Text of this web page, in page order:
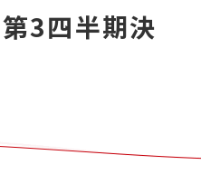
3四半期決